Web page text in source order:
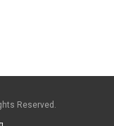
Reserved.